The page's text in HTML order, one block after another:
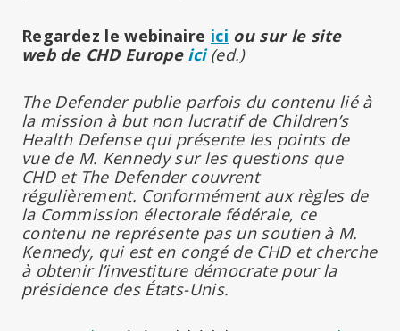
Regardez le webinaire ici ou sur le site
web de CHD Europe ici (ed.)
The Defender publie parfois du contenu lié à
la mission à but non lucratif de Children’s
Health Defense qui présente les points de
vue de M. Kennedy sur les questions que
CHD et The Defender couvrent
régulièrement. Conformément aux règles de
la Commission électorale fédérale, ce
contenu ne représente pas un soutien à M.
Kennedy, qui est en congé de CHD et cherche
à obtenir l’investiture démocrate pour la
présidence des États-Unis.